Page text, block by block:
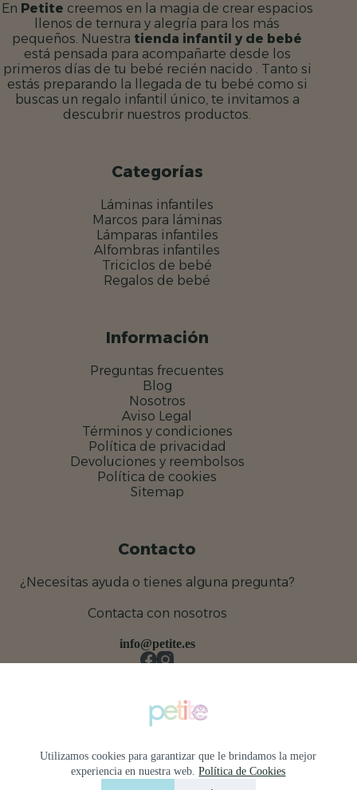
Utilizamos cookies para garantizar que le brindamos la mejor
experiencia en nuestra web.Política de Cookies
En Petite creemos en la magia de crear espacios
llenos de ternura y alegría para los más
pequeños. Nuestra tienda infantil y de bebé
está pensada para acompañarte desde los
primeros días de tu bebé recién nacido . Tanto si
estás preparando la llegada de tu bebé como si
buscas un regalo infantil único, te invitamos a
descubrir nuestros productos.
Categorías
Láminas infantiles
Marcos para láminas
Lámparas infantiles
Alfombras infantiles
Triciclos de bebé
Regalos de bebé
Información
Preguntas frecuentes
Blog
Nosotros
Aviso Legal
Términos y condiciones
Política de privacidad
Devoluciones y reembolsos
Política de cookies
Sitemap
Contacto
¿Necesitas ayuda o tienes alguna pregunta?
Contacta con nosotros
info@petite.es